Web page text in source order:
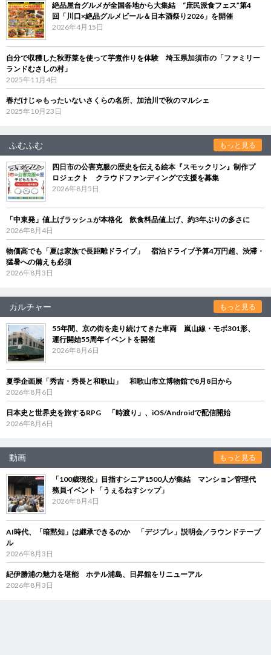
絶品屋台グルメが全国各地から大集結 “庶民派食フェス”第4
回「川口×絶品グルメビール＆日本酒祭り2026」を開催
2026年4月15日
自分で収穫した秋野菜を使って芋煮作りを体験 埼玉県加須市の「ファミリー
ランドむさしの村」
2025年11月4日
春だけじゃもったいないさくらの名所、加治川で秋のマルシェ
2025年10月23日
ふむふむ もっと見る
四日市の公害克服の歴史を伝える絵本『スモックリン』制作プ
ロジェクト クラウドファンディングで支援を募集
2026年8月5日
「中東発」値上げラッシュが本格化 飲食料品値上げ、約3年ぶりの多さに
2026年8月4日
物価高でも「夏は家族で長距離ドライブ」 宿泊ドライブ予算4万円超、渋滞・
猛暑への備えも必須
2026年8月3日
カルチャー もっと見る
55年間、京の街を走り続けてきた車両 嵐山線・モボ301形、
運行開始55周年イベントを開催
2026年8月6日
夏季企画展「秀吉・秀長と和歌山」 和歌山市立博物館で8月8日から
2026年8月6日
日本史と世界史を旅するRPG 「時渡り」、iOS/Androidで配信開始
2026年8月6日
動画 もっと見る
「100歳現役」目指すシニア1500人が集結 マンション管理代
務員イベント「うぇるねすシップ」
2026年8月4日
AI時代、「暗黙知」は継承できるのか 「デジブレ」説明会／ラウンドテーブ
ル
2026年8月3日
紀伊勝浦の魅力を堪能 ホテル浦島、日昇館をリニューアル
2026年8月3日